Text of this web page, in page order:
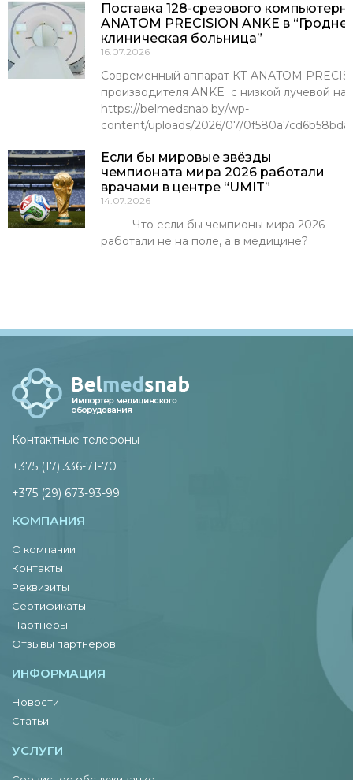
Поставка 128-срезового
ANATOM PRECISION ANKE в
клиническая больница”
16.07.2026
Современный аппарат КТ ANATOM
производителя ANKE с низкой лучевой
https://belmedsnab.by/wp-
content/uploads/2026/07/
Если бы мировые звёзды
чемпионата мира 2026 работали
врачами в центре “UMIT”
14.07.2026
Что если бы чемпионы мира 2026
работали не на поле, а в медицине?
Контактные телефоны
+375 (17) 336-71-70
+375 (29) 673-93-99
КОМПАНИЯ
О компании
Контакты
Реквизиты
Сертификаты
Партнеры
Отзывы партнеров
ИНФОРМАЦИЯ
Новости
Статьи
УСЛУГИ